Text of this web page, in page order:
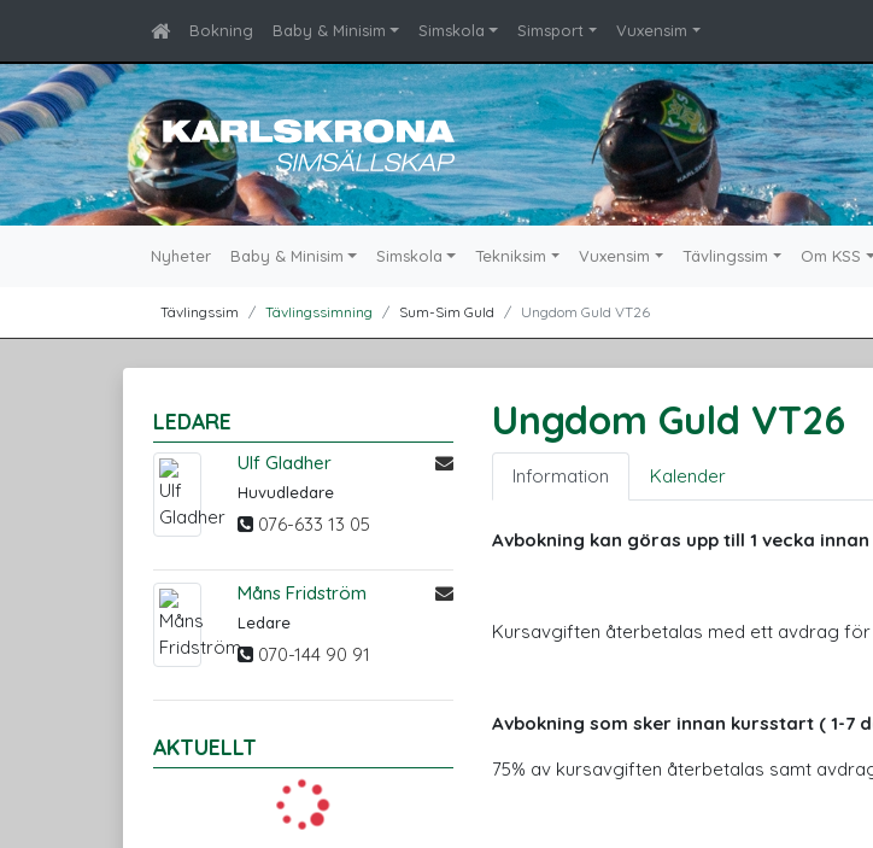
Bokning Baby & Minisim Simskola Simsport Vuxensim
Nyheter Baby & Minisim Simskola Tekniksim Vuxensim Tävlingssim Om KSS
Tävlingssim Tävlingssimning Sum-Sim Guld Ungdom Guld VT26
LEDARE
Ulf Gladher
Huvudledare
076-633 13 05
Måns Fridström
Ledare
070-144 90 91
AKTUELLT
Ungdom Guld VT26
Information Kalender
Avbokning kan göras upp till 1 vecka
Kursavgiften återbetalas med ett avdrag för
Avbokning som sker innan kursstart ( 1-7
75% av kursavgiften återbetalas samt